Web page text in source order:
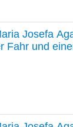
Josefa
Fahr und